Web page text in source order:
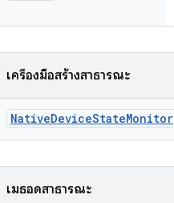
เครื่องมือสร้างสาธารณะ
NativeDeviceStateMonitor
เมธอดสาธารณะ